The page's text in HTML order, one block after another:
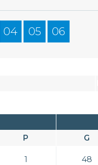
04 05 06
P G
1 48